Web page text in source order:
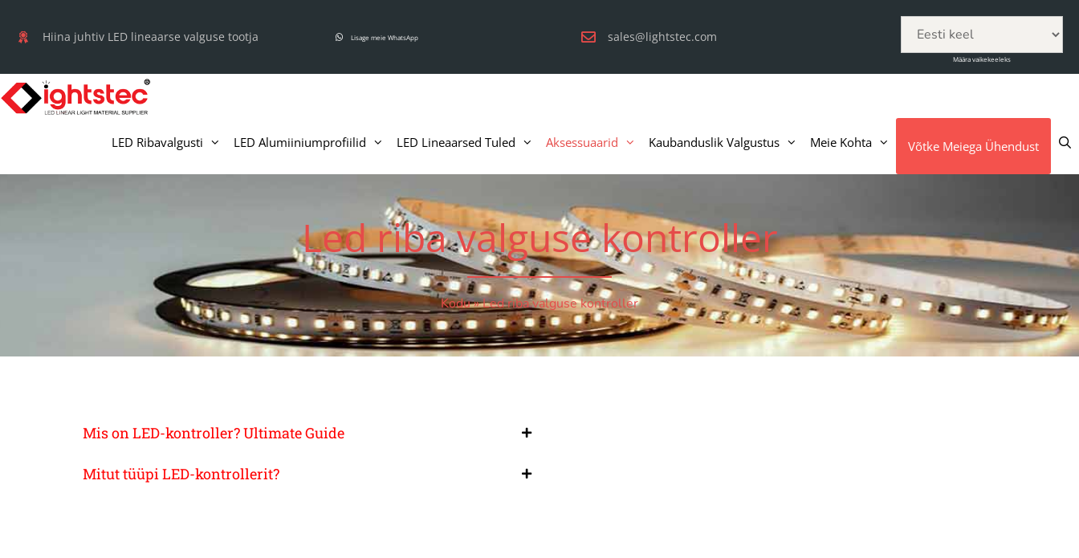
sisu
Hiina juhtiv LED lineaarse valguse tootja Lisage meie WhatsApp sales@lightstec.com
Määra vaikekeeleks
LED Ribavalgusti LED Alumiiniumprofiilid LED Lineaarsed Tuled Aksessuaarid Kaubanduslik Valgustus Meie Kohta Võtke Meiega Ühendust
Led riba valguse kontroller
Kodu»Led riba valguse kontroller
Mis on LED-kontroller? Ultimate Guide
Mitut tüüpi LED-kontrollerit?